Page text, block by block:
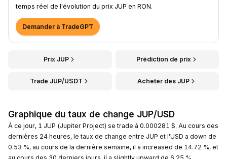
temps réel de l'évolution du prix JUP en RON.
Demander à TradeGPT
Prix JUP Prédiction de prix
Trade JUP/USDT Acheter des JUP
Graphique du taux de change JUP/USD
À ce jour, 1 JUP (Jupiter Project) se trade à 0.000281 $. Au cours des
dernières 24 heures, le taux de change entre JUP et l'USD a down de
0.53 %, au cours de la dernière semaine, il a increased de 14.72 %, et
au cours des 30 derniers jours, il a slightly upward de 6.25 %.